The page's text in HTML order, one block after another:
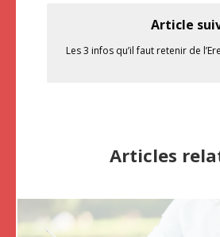
Article
Les 3 infos qu’il faut retenir de
Articles